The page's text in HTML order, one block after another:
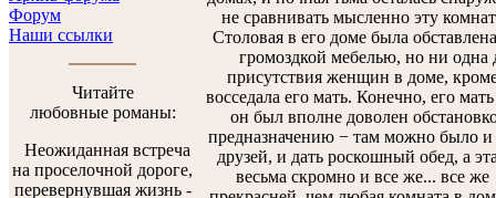
Форум
Наши ссылки
Читайте
любовные романы:
Неожиданная встреча
на проселочной дороге,
перевернувшая жизнь -
не сравнивать мысленно эту
Столовая в его доме была
громоздкой мебелью, но ни одна
присутствия женщин в доме,
восседала его мать. Конечно, его
он был вполне доволен
предназначению − там можно было и
друзей, и дать роскошный обед, а
весьма скромно и все же... все же